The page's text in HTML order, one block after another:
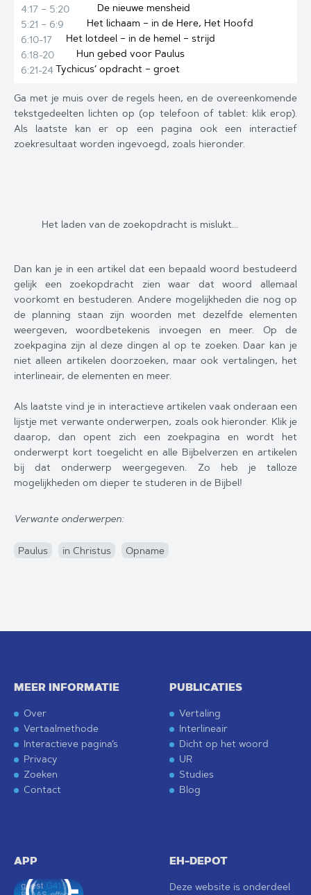
4:17 – 5:20 De nieuwe mensheid
5:21 – 6:9 Het lichaam – in de Here, Het Hoofd
6:10-17 Het lotdeel – in de hemel – strijd
6:18-20 Hun gebed voor Paulus
6:21-24Tychicus’ opdracht – groet
Ga met je muis over de regels heen, en de overeenkomende
tekstgedeelten lichten op (op telefoon of tablet: klik erop).
Als laatste kan er op een pagina ook een interactief
zoekresultaat worden ingevoegd, zoals hieronder.
Het laden van de zoekopdracht is mislukt...
Dan kan je in een artikel dat een bepaald woord bestudeerd
gelijk een zoekopdracht zien waar dat woord allemaal
voorkomt en bestuderen. Andere mogelijkheden die nog op
de planning staan zijn woorden met dezelfde elementen
weergeven, woordbetekenis invoegen en meer. Op de
zoekpagina zijn al deze dingen al op te zoeken. Daar kan je
niet alleen artikelen doorzoeken, maar ook vertalingen, het
interlineair, de elementen en meer.
Als laatste vind je in interactieve artikelen vaak onderaan een
lijstje met verwante onderwerpen, zoals ook hieronder. Klik je
daarop, dan opent zich een zoekpagina en wordt het
onderwerpt kort toegelicht en alle Bijbelverzen en artikelen
bij dat onderwerp weergegeven. Zo heb je talloze
mogelijkheden om dieper te studeren in de Bijbel!
Verwante onderwerpen:
Paulus in Christus Opname
MEER INFORMATIE
Over
Vertaalmethode
Interactieve pagina’s
Privacy
Zoeken
Contact
PUBLICATIES
Vertaling
Interlineair
Dicht op het woord
UR
Studies
Blog
APP EH-DEPOT
Deze website is onderdeel